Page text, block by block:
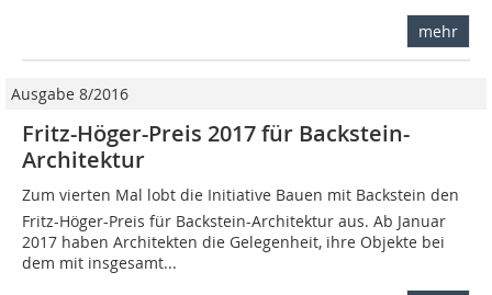
mehr
Ausgabe 8/2016
Fritz-Höger-Preis 2017 für Backstein-
Architektur
Zum vierten Mal lobt die Initiative Bauen mit Backstein den
Fritz-Höger-Preis für Backstein-Architektur aus. Ab Januar
2017 haben Architekten die Gelegenheit, ihre Objekte bei
dem mit insgesamt...